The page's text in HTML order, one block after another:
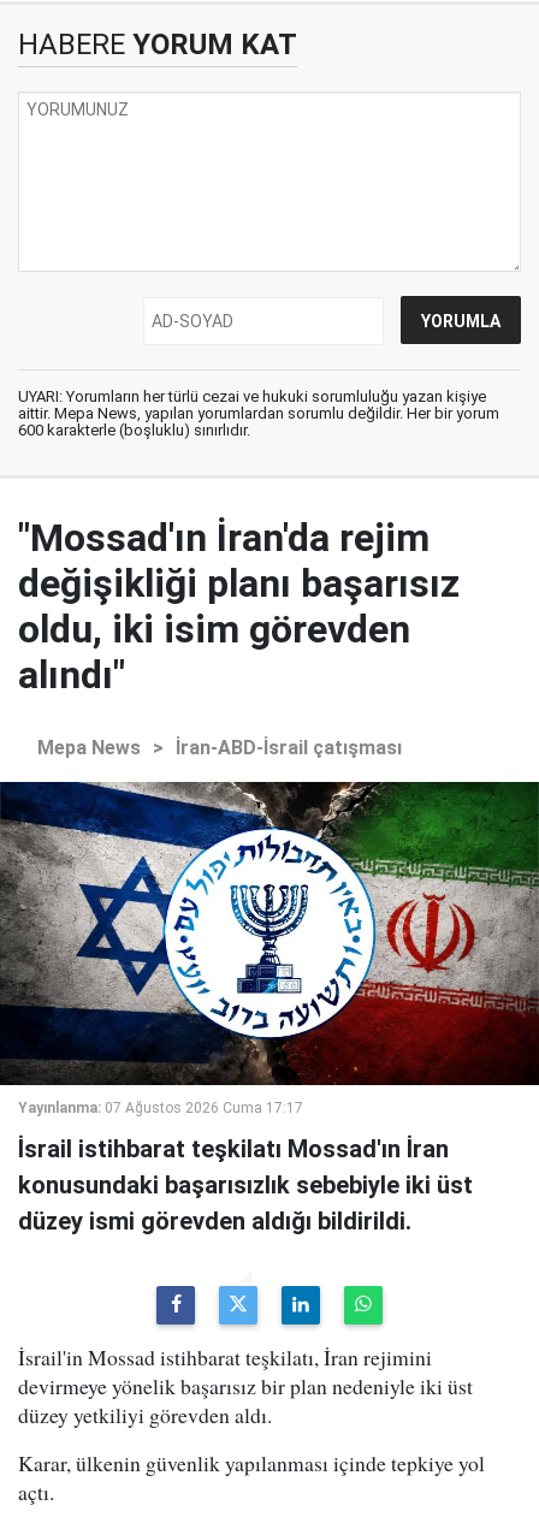
HABERE YORUM KAT
UYARI: Yorumların her türlü cezai ve hukuki sorumluluğu yazan kişiye
aittir. Mepa News, yapılan yorumlardan sorumlu değildir. Her bir yorum
600 karakterle (boşluklu) sınırlıdır.
"Mossad'ın İran'da rejim
değişikliği planı başarısız
oldu, iki isim görevden
alındı"
Mepa News > İran-ABD-İsrail çatışması
Yayınlanma: 07 Ağustos 2026 Cuma 17:17
İsrail istihbarat teşkilatı Mossad'ın İran
konusundaki başarısızlık sebebiyle iki üst
düzey ismi görevden aldığı bildirildi.
İsrail'in Mossad istihbarat teşkilatı, İran rejimini
devirmeye yönelik başarısız bir plan nedeniyle iki üst
düzey yetkiliyi görevden aldı.
Karar, ülkenin güvenlik yapılanması içinde tepkiye yol
açtı.